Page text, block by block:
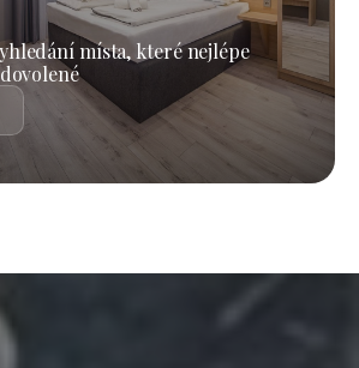
místa, které nejlépe